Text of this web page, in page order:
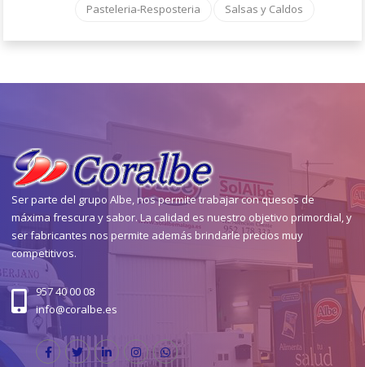
Pasteleria-Resposteria Salsas y Caldos
Ser parte del grupo Albe, nos permite trabajar con quesos de
máxima frescura y sabor. La calidad es nuestro objetivo primordial, y
ser fabricantes nos permite además brindarle precios muy
competitivos.
957 40 00 08
info@coralbe.es